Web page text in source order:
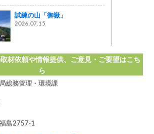
試練の山「御嶽」
2026.07.15
材依頼や情報提供、ご意見・ご要望はこち
ら
総務管理・環境課
島2757-1